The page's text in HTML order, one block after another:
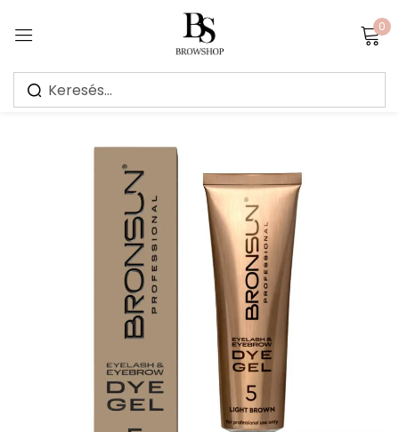
0
Sign in
Jegyezz meg Elfelejtett jelszó?
Bejelentkezés
Create an account